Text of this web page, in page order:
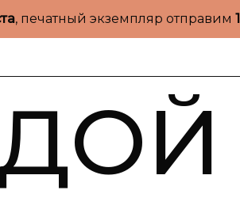
, печатный экземпляр отправим